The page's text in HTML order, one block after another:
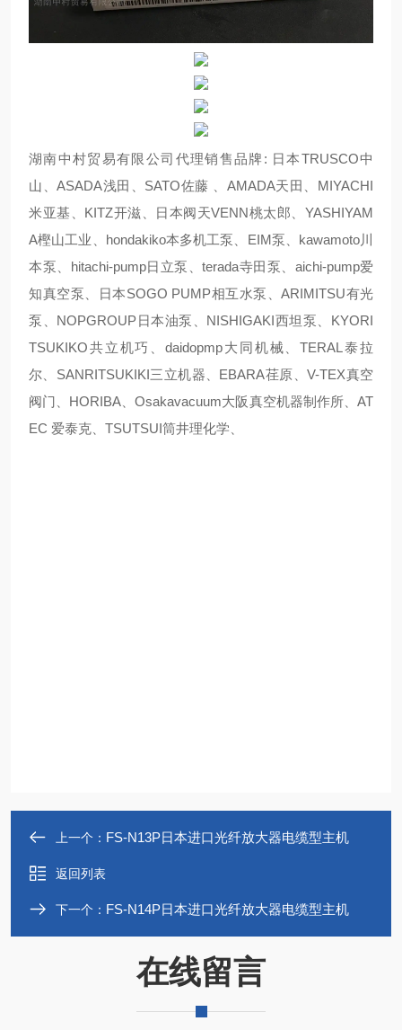
湖南中村贸易有限公司代理销售品牌: 日本TRUSCO中
山、ASADA浅田、SATO佐藤 、AMADA天田、MIYACHI
米亚基、KITZ开滋、日本阀天VENN桃太郎、YASHIYAM
A樫山工业、hondakiko本多机工泵、EIM泵、kawamoto川
本泵、hitachi-pump日立泵、terada寺田泵、aichi-pump爱
知真空泵、日本SOGO PUMP相互水泵、ARIMITSU有光
泵、NOPGROUP日本油泵、NISHIGAKI西坦泵、KYORI
TSUKIKO共立机巧、daidopmp大同机械、TERAL泰拉
尔、SANRITSUKIKI三立机器、EBARA荏原、V-TEX真空
阀门、HORIBA、Osakavacuum大阪真空机器制作所、AT
EC 爱泰克、TSUTSUI筒井理化学、
上一个： FS-N13P日本进口光纤放大器电缆型主机
返回列表
下一个： FS-N14P日本进口光纤放大器电缆型主机
在线留言